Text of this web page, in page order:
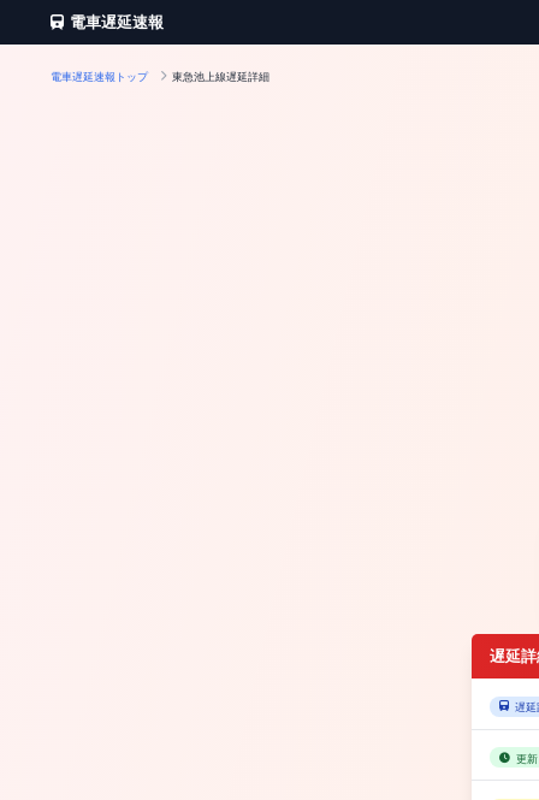
電車遅延速報
電車遅延速報トップ 東急池上線遅延詳細
遅延
遅延
更